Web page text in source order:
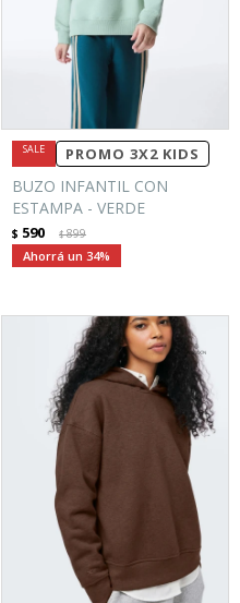
PROMO 3X2 KIDS
BUZO INFANTIL CON
ESTAMPA - VERDE
$ 590 $899
34